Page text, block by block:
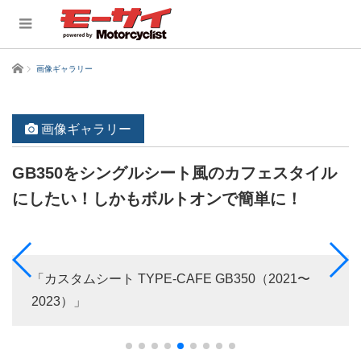
ホーム 画像ギャラリー
画像ギャラリー
GB350をシングルシート風のカフェスタイル
にしたい！しかもボルトオンで簡単に！
「カスタムシート TYPE-CAFE GB350（2021〜
2023）」